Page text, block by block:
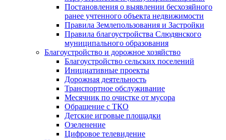
Постановления о выявлении бесхозяйного
ранее учтенного объекта недвижимости
Правила Землепользования и Застройки
Правила благоустройства Слюдянского
муниципального образования
Благоустройство и дорожное хозяйство
Благоустройство сельских поселений
Инициативные проекты
Дорожная деятельность
Транспортное обслуживание
Месячник по очистке от мусора
Обращение с ТКО
Детские игровые площадки
Озеленение
Цифровое телевидение